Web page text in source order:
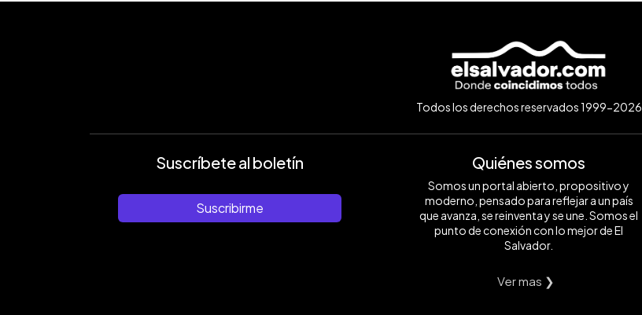
Todos los derechos reservados 1999-2026
Suscríbete al boletín
Suscribirme
Quiénes somos
Somos un portal abierto, propositivo y
moderno, pensado para reflejar a un país
que avanza, se reinventa y se une. Somos el
punto de conexión con lo mejor de El
Salvador.
Ver mas ❯